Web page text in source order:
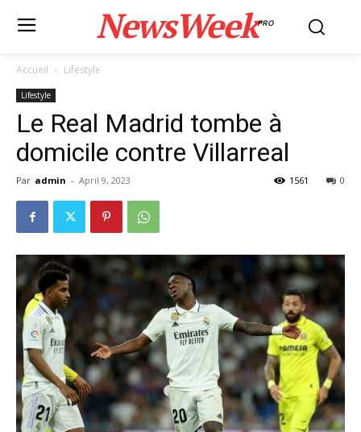
NewsWeekPRO
Accueil Lifestyle
Lifestyle
Le Real Madrid tombe à
domicile contre Villarreal
Par admin - April 9, 2023 0
1561